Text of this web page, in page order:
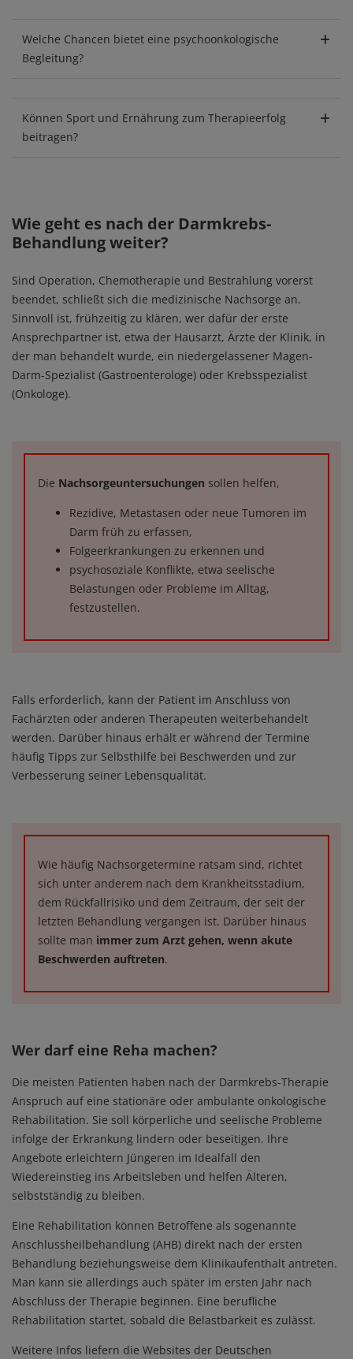
Welche Chancen bietet eine psychoonkologische
Begleitung?
Können Sport und Ernährung zum Therapieerfolg
beitragen?
Wie geht es nach der Darmkrebs-
Behandlung weiter?
Sind Operation, Chemotherapie und Bestrahlung vorerst
beendet, schließt sich die medizinische Nachsorge an.
Sinnvoll ist, frühzeitig zu klären, wer dafür der erste
Ansprechpartner ist, etwa der Hausarzt, Ärzte der Klinik, in
der man behandelt wurde, ein niedergelassener Magen-
Darm-Spezialist (Gastroenterologe) oder Krebsspezialist
(Onkologe).
Die Nachsorgeuntersuchungen sollen helfen,
Rezidive, Metastasen oder neue Tumoren im
Darm früh zu erfassen,
Folgeerkrankungen zu erkennen und
psychosoziale Konflikte, etwa seelische
Belastungen oder Probleme im Alltag,
festzustellen.
Falls erforderlich, kann der Patient im Anschluss von
Fachärzten oder anderen Therapeuten weiterbehandelt
werden. Darüber hinaus erhält er während der Termine
häufig Tipps zur Selbsthilfe bei Beschwerden und zur
Verbesserung seiner Lebensqualität.
Wie häufig Nachsorgetermine ratsam sind, richtet
sich unter anderem nach dem Krankheitsstadium,
dem Rückfallrisiko und dem Zeitraum, der seit der
letzten Behandlung vergangen ist. Darüber hinaus
sollte man immer zum Arzt gehen, wenn akute
Beschwerden auftreten.
Wer darf eine Reha machen?
Die meisten Patienten haben nach der Darmkrebs-Therapie
Anspruch auf eine stationäre oder ambulante onkologische
Rehabilitation. Sie soll körperliche und seelische Probleme
infolge der Erkrankung lindern oder beseitigen. Ihre
Angebote erleichtern Jüngeren im Idealfall den
Wiedereinstieg ins Arbeitsleben und helfen Älteren,
selbstständig zu bleiben.
Eine Rehabilitation können Betroffene als sogenannte
Anschlussheilbehandlung (AHB) direkt nach der ersten
Behandlung beziehungsweise dem Klinikaufenthalt antreten.
Man kann sie allerdings auch später im ersten Jahr nach
Abschluss der Therapie beginnen. Eine berufliche
Rehabilitation startet, sobald die Belastbarkeit es zulässt.
Weitere Infos liefern die Websites der Deutschen